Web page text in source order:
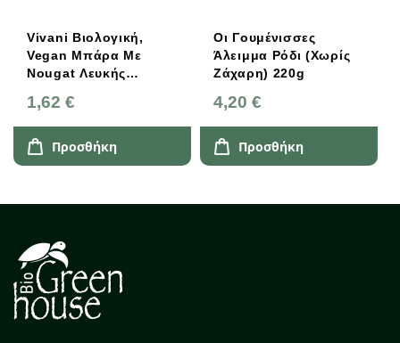
Vivani Βιολογική,
Vegan Μπάρα Με
Nougat Λευκής
1,62 €
Προσθήκη
Οι Γουμένισσες
Άλειμμα Ρόδι (χωρίς
Ζάχαρη) 220g
4,20 €
Προσθήκη